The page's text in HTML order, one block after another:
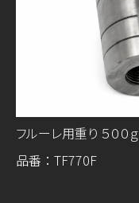
フルーレ用重り ５００ｇ
品番：TF770F